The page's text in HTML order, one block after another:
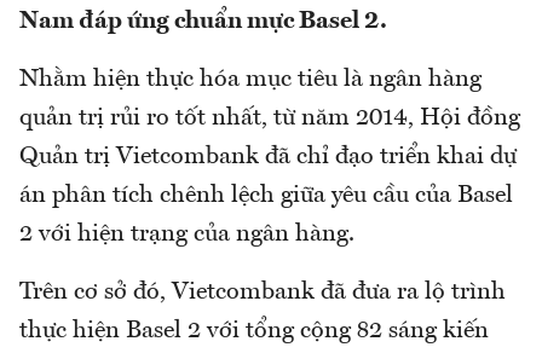
Nam đáp ứng chuẩn mực Basel 2.
Nhằm hiện thực hóa mục tiêu là ngân hàng
quản trị rủi ro tốt nhất, từ năm 2014, Hội đồng
Quản trị Vietcombank đã chỉ đạo triển khai dự
án phân tích chênh lệch giữa yêu cầu của Basel
2 với hiện trạng của ngân hàng.
Trên cơ sở đó, Vietcombank đã đưa ra lộ trình
thực hiện Basel 2 với tổng cộng 82 sáng kiến